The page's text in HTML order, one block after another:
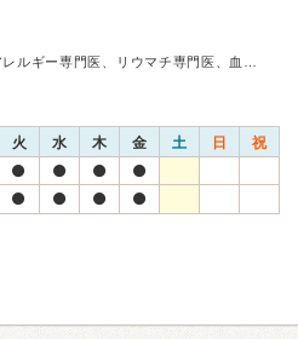
レルギー専門医、リウマチ専門医、血…
火 水 木 金 土 日 祝